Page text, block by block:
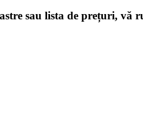
sau lista de prețuri, vă